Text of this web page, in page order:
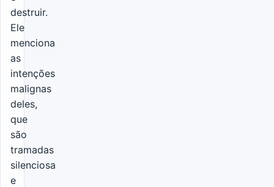
destruir.
Ele
menciona
as
intenções
malignas
deles,
que
são
tramadas
silenciosa
e